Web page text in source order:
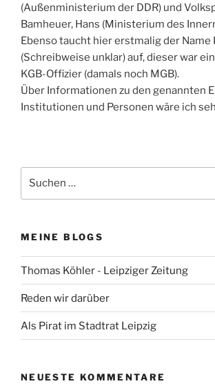
(Außenministerium der DDR) und
Bamheuer, Hans (Ministerium des
Ebenso taucht hier erstmalig der Name
(Schreibweise unklar) auf, dieser war
KGB-Offizier (damals noch MGB).
Über Informationen zu den genannten
Institutionen und Personen wäre ich
nach:
MEINE BLOGS
Thomas Köhler - Leipziger Zeitung
Reden wir darüber
Als Pirat im Stadtrat Leipzig
NEUESTE KOMMENTARE